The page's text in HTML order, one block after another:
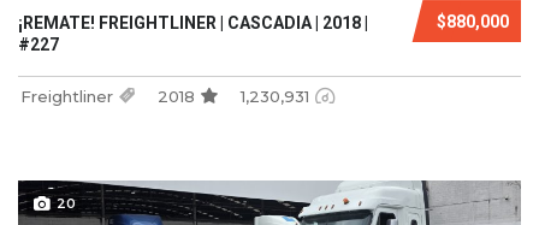
$880,000
¡REMATE! FREIGHTLINER | CASCADIA | 2018 |
#227
Freightliner 2018 1,230,931
20